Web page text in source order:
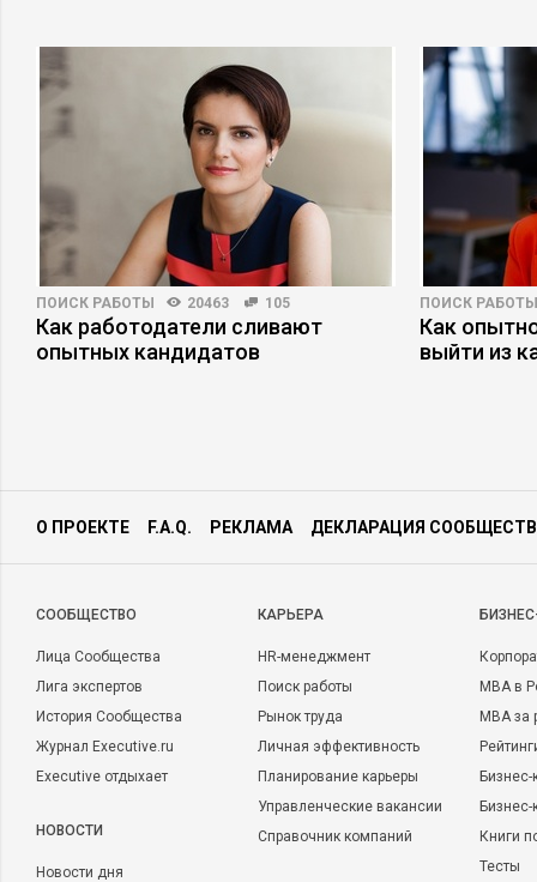
ПОИСК РАБОТЫ 20463 105
Как работодатели сливают
опытных кандидатов
ПОИСК РАБОТЫ
Как
выйти из
О ПРОЕКТЕ F.A.Q. РЕКЛАМА ДЕКЛАРАЦИЯ
CООБЩЕСТВО
Лица Сообщества
Лига экспертов
История Сообщества
Журнал Executive.ru
Executive отдыхает
НОВОСТИ
Новости дня
КАРЬЕРА
HR-менеджмент
Поиск работы
Рынок труда
Личная эффективность
Планирование карьеры
Управленческие вакансии
Справочник компаний
MBA в
MBA
Бизнес-
Книги
Тесты